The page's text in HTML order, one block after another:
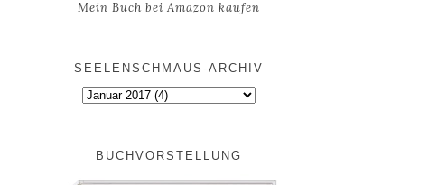
Mein Buch bei Amazon kaufen
SEELENSCHMAUS-ARCHIV
BUCHVORSTELLUNG